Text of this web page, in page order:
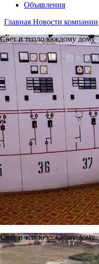
Объявления
Главная Новости компании
Свет и тепло каждому дому
Свет и тепло каждому дому
Новости